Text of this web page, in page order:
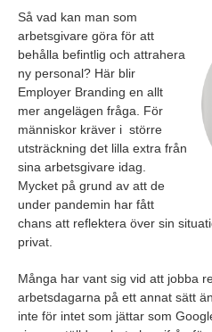
Så vad kan man som
arbetsgivare göra för att
behålla befintlig och attrahera
ny personal? Här blir
Employer Branding en allt
mer angelägen fråga. För
människor kräver i större
utsträckning det lilla extra från
sina arbetsgivare idag.
Mycket på grund av att de
under pandemin har fått
chans att reflektera över sin
privat.
Många har vant sig vid att jobba
arbetsdagarna på ett annat sätt
inte för intet som jättar som